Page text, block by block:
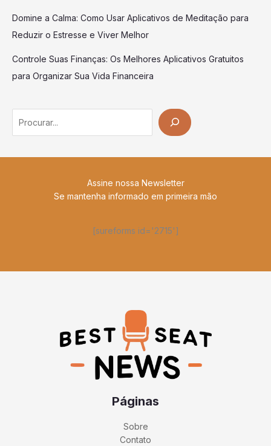
Domine a Calma: Como Usar Aplicativos de Meditação para
Reduzir o Estresse e Viver Melhor
Controle Suas Finanças: Os Melhores Aplicativos Gratuitos
para Organizar Sua Vida Financeira
Assine nossa Newsletter
Se mantenha informado em primeira mão
[sureforms id='2715']
Páginas
Sobre
Contato